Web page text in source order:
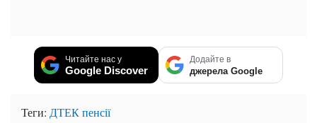
Читайте нас у
Google Discover
Додайте в
джерела Google
Теги: ДТЕКпенсії